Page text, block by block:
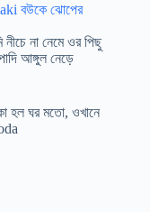
বউকে ঝোপের
না নেমে ওর পিছু
আঙ্গুল নেড়ে
হল ঘর মতো, ওখানে